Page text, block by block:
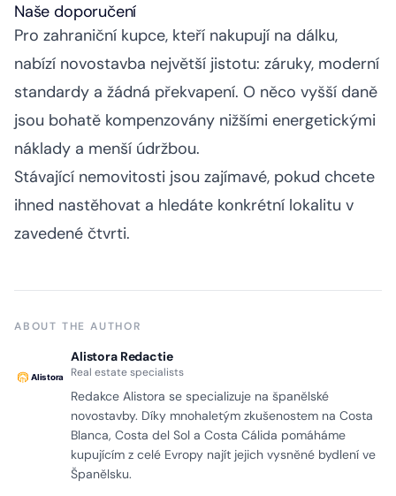
Naše doporučení
Pro zahraniční kupce, kteří nakupují na dálku,
nabízí novostavba největší jistotu: záruky, moderní
standardy a žádná překvapení. O něco vyšší daně
jsou bohatě kompenzovány nižšími energetickými
náklady a menší údržbou.
Stávající nemovitosti jsou zajímavé, pokud chcete
ihned nastěhovat a hledáte konkrétní lokalitu v
zavedené čtvrti.
ABOUT THE AUTHOR
Alistora Redactie
Real estate specialists
Redakce Alistora se specializuje na španělské
novostavby. Díky mnohaletým zkušenostem na Costa
Blanca, Costa del Sol a Costa Cálida pomáháme
kupujícím z celé Evropy najít jejich vysněné bydlení ve
Španělsku.